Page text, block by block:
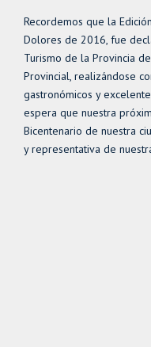
Recordemos que la
Dolores de 2016, fue
Turismo de la Provincia
Provincial, realizándose
gastronómicos y
espera que nuestra
Bicentenario de nuestra
y representativa de